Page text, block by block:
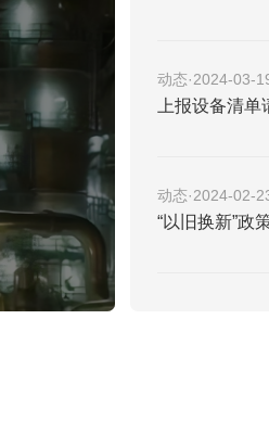
动态·2024-03-
上报设备清
动态·2024-02-
“以旧换新”政